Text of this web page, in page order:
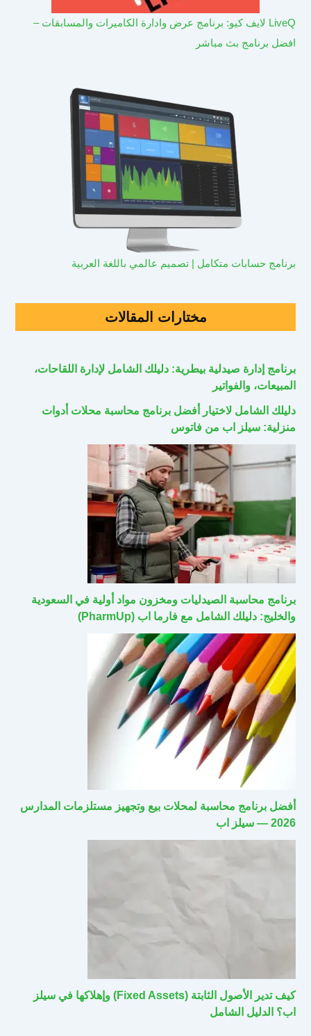
LiveQ لايف كيو: برنامج عرض وادارة الكاميرات والمسابقات –
افضل برنامج بث مباشر
برنامج حسابات متكامل | تصميم عالمي باللغة العربية
مختارات المقالات
برنامج إدارة صيدلية بيطرية: دليلك الشامل لإدارة اللقاحات،
المبيعات، والفواتير
دليلك الشامل لاختيار أفضل برنامج محاسبة محلات أدوات
منزلية: سيلز اب من فاتوس
برنامج محاسبة الصيدليات ومخزون مواد أولية في السعودية
والخليج: دليلك الشامل مع فارما اب (PharmUp)
أفضل برنامج محاسبة لمحلات بيع وتجهيز مستلزمات المدارس
2026 — سيلز اب
كيف تدير الأصول الثابتة (Fixed Assets) وإهلاكها في سيلز
اب؟ الدليل الشامل